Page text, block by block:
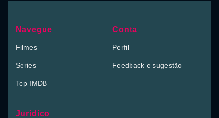
Navegue
Filmes
Séries
Top IMDB
Conta
Perfil
Feedback e sugestão
Jurídico